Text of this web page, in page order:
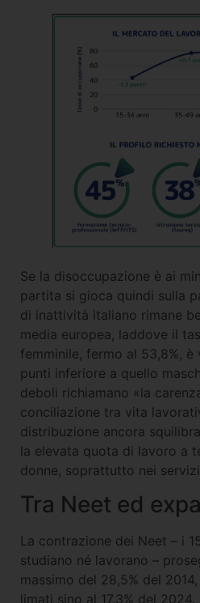
Se la disoccupazione è ai
partita si gioca quindi sulla
di inattività italiano rimane
media europea, laddove il
femminile, fermo al 53,8%, è
punti inferiore a quello
deboli richiamano «la
conciliazione tra vita
distribuzione ancora
la elevata quota di lavoro a
donne, soprattutto nei
Tra Neet ed
La contrazione dei Neet – i
studiano né lavorano –
massimo del 28,5% del
limati sino al 17,3% del